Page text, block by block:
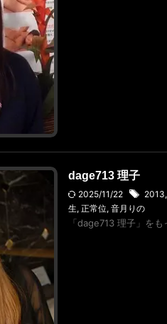
dage713 理子
2025/11/22 2013,
生, 正常位, 音月りの
「dage713 理子」をも